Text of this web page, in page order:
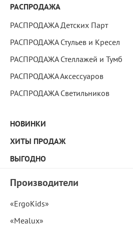
РАСПРОДАЖА
РАСПРОДАЖА Детских Парт
РАСПРОДАЖА Стульев и Кресел
РАСПРОДАЖА Стеллажей и Тумб
РАСПРОДАЖА Аксессуаров
РАСПРОДАЖА Светильников
НОВИНКИ
ХИТЫ ПРОДАЖ
ВЫГОДНО
Производители
«ErgoKids»
«Mealux»